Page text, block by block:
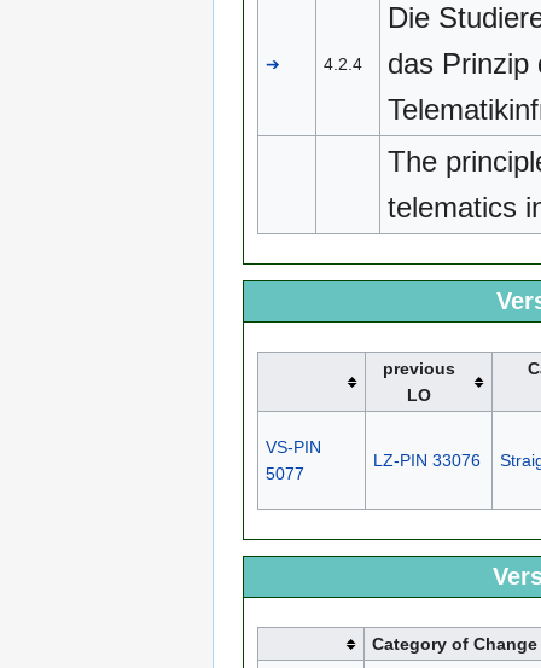
➔ 4.2.4
Die
das Prinzip
The
telematics
previous
LO
VS-PIN
5077
LZ-PIN 33076
Category of Change